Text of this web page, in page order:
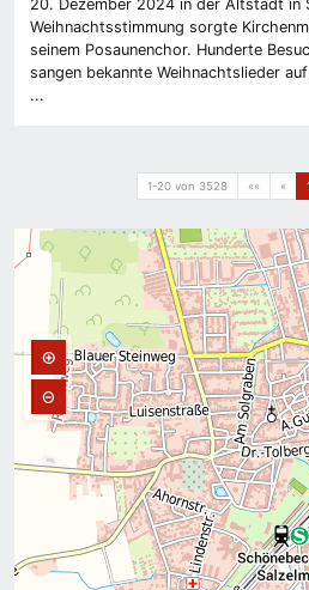
20. Dezember 2024 in der Altstadt in
Weihnachtsstimmung sorgte
seinem Posaunenchor. Hunderte
sangen bekannte Weihnachtslieder
...
1-20 von 3528 «« «